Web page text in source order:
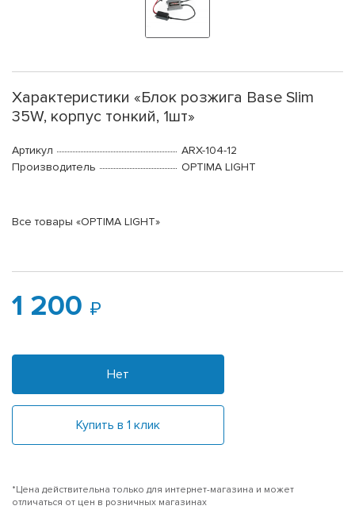
Характеристики «Блок розжига Base Slim
35W, корпус тонкий, 1шт»
Артикул
ARX-104-12
Производитель
OPTIMA LIGHT
Все товары «OPTIMA LIGHT»
1 200
Нет
Купить в 1 клик
*Цена действительна только для интернет-магазина и может
отличаться от цен в розничных магазинах